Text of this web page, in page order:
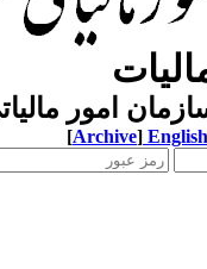
امور
[Archive]